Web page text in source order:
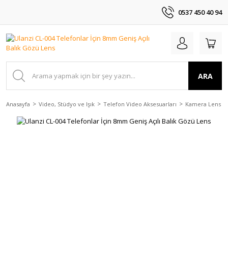
0537 450 40 94
ARA
Anasayfa Video, Stüdyo ve Işık Telefon Video Aksesuarları Kamera Lens